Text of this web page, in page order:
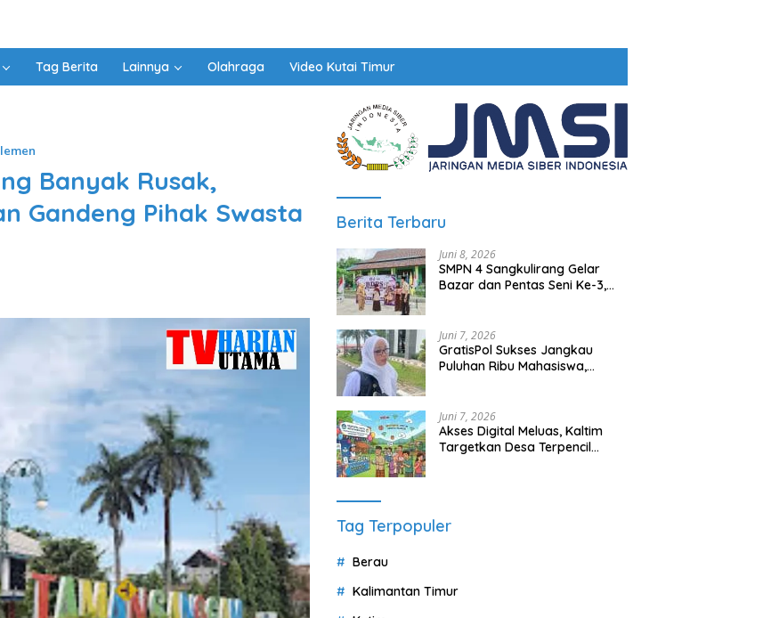
Tag Berita Lainnya Olahraga Video Kutai Timur
Banyak Rusak,
Gandeng Pihak Swasta
Berita Terbaru
Juni 8, 2026
SMPN 4 Sangkulirang Gelar
Bazar dan Pentas Seni Ke-3,
Juni 7, 2026
GratisPol Sukses Jangkau
Puluhan Ribu Mahasiswa,
Juni 7, 2026
Akses Digital Meluas, Kaltim
Targetkan Desa Terpencil
Tag Terpopuler
Berau
Kalimantan Timur